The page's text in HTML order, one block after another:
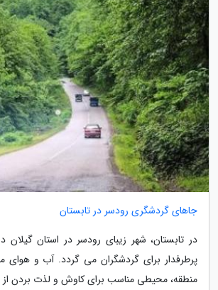
جاهای گردشگری رودسر در تابستان
در تابستان، شهر زیبای رودسر در استان گیلان
پرطرفدار برای گردشگران می گردد. آب و
منطقه، محیطی مناسب برای کاوش و لذت بردن از